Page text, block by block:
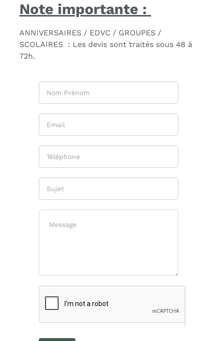
Note importante :
ANNIVERSAIRES / EDVC / GROUPES /
SCOLAIRES : Les devis sont traités sous 48 à
72h.
Si vous
êtes un
humain,
remplissez
pas ce
champ.